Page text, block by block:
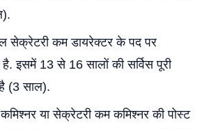
सेक्रेटरी कम डायरेक्टर के पद पर
है. इसमें 13 से 16 सालों की सर्विस पूरी
है (3 साल).
या सेक्रेटरी कम कमिश्नर की पोस्ट